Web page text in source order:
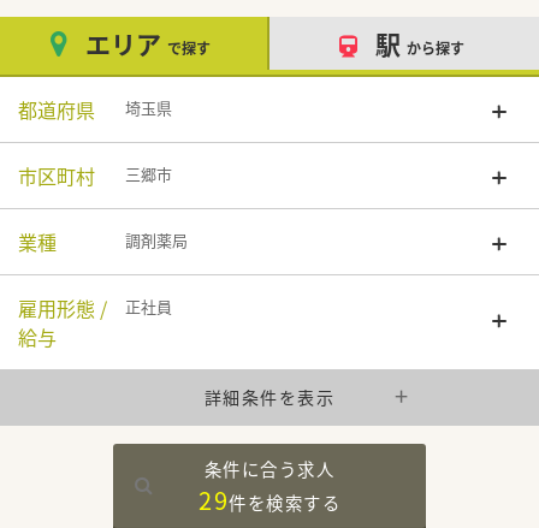
エリア で探す 駅 から探す
都道府県 埼玉県
市区町村 三郷市
業種 調剤薬局
雇用形態 /
給与
正社員
詳細条件を表示
条件に合う求人
29件を検索する